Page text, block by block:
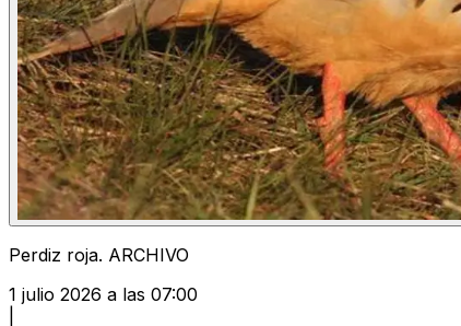
Perdiz roja. ARCHIVO
1 julio 2026 a las 07:00